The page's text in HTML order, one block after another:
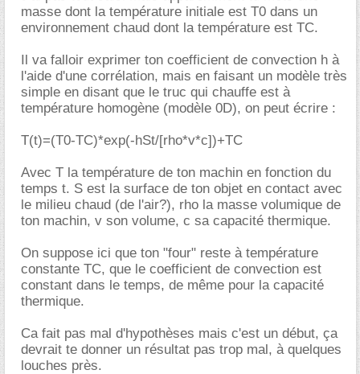
masse dont la température initiale est T0 dans un
environnement chaud dont la température est TC.
Il va falloir exprimer ton coefficient de convection h à
l'aide d'une corrélation, mais en faisant un modèle très
simple en disant que le truc qui chauffe est à
température homogène (modèle 0D), on peut écrire :
T(t)=(T0-TC)*exp(-hSt/[rho*v*c])+TC
Avec T la température de ton machin en fonction du
temps t. S est la surface de ton objet en contact avec
le milieu chaud (de l'air?), rho la masse volumique de
ton machin, v son volume, c sa capacité thermique.
On suppose ici que ton "four" reste à température
constante TC, que le coefficient de convection est
constant dans le temps, de même pour la capacité
thermique.
Ca fait pas mal d'hypothèses mais c'est un début, ça
devrait te donner un résultat pas trop mal, à quelques
louches près.